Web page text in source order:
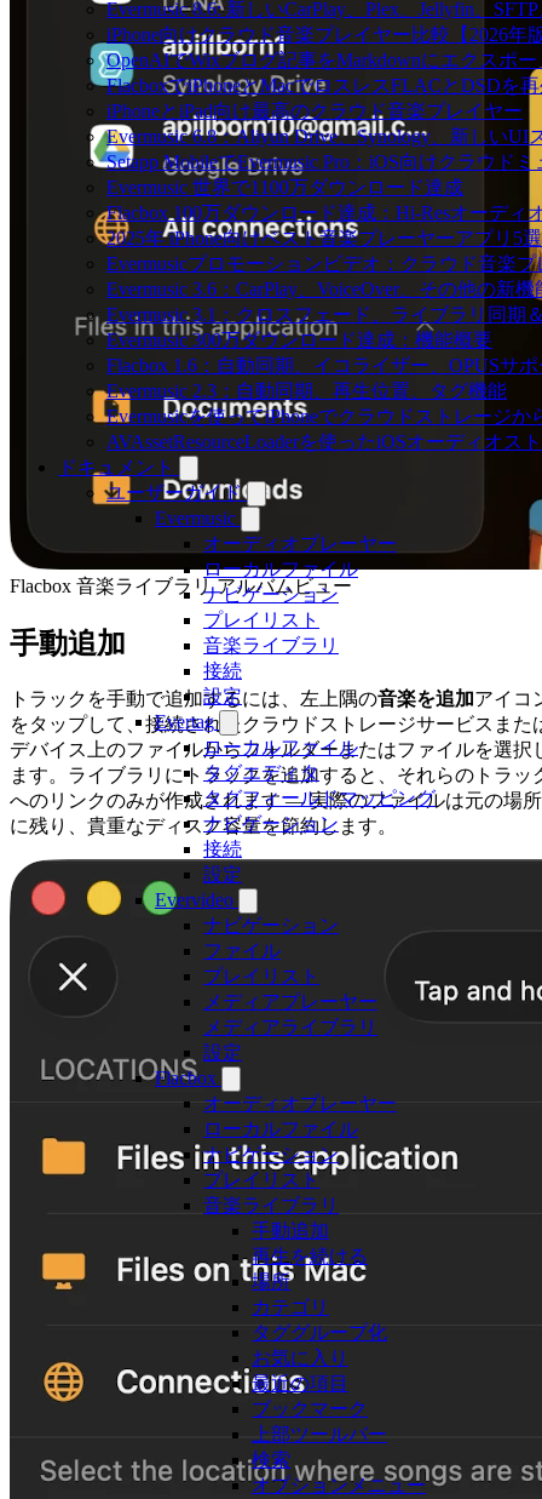
Evermusic 8.6: 新しいCarPlay、Plex、Jellyfin、
iPhone向けクラウド音楽プレイヤー比較【2026年
OpenAIでWixブログ記事をMarkdownにエクスポー
FlacboxでiPhoneとMacでロスレスFLACとDSDを
iPhoneとiPad向け最高のクラウド音楽プレイヤー
Evermusic 6.8：Aliyun Drive、Synology、新しいUI
Setapp MobileでEvermusic Pro：iOS向けクラウド
Evermusic 世界で1100万ダウンロード達成
Flacbox 100万ダウンロード達成：Hi-Resオーディ
2025年 iPhone向けベスト音楽プレーヤーアプリ5選
Evermusicプロモーションビデオ：クラウド音楽
Evermusic 3.6：CarPlay、VoiceOver、その他の新機
Evermusic 3.1：クロスフェード、ライブラリ同期
Evermusic 300万ダウンロード達成：機能概要
Flacbox 1.6：自動同期、イコライザー、OPUSサ
Evermusic 2.3：自動同期、再生位置、タグ機能
Evermusicを使ってiPhoneでクラウドストレージ
AVAssetResourceLoaderを使ったiOSオーディオス
ドキュメント
ユーザーガイド
Evermusic
オーディオプレーヤー
ローカルファイル
ナビゲーション
プレイリスト
音楽ライブラリ
接続
設定
Evertag
ローカルファイル
タグエディタ
タグフィールドマッピング
ナビゲーション
接続
設定
Evervideo
ナビゲーション
ファイル
プレイリスト
メディアプレーヤー
メディアライブラリ
設定
Flacbox
オーディオプレーヤー
ローカルファイル
ナビゲーション
プレイリスト
音楽ライブラリ
手動追加
再生を続ける
場所
カテゴリ
タググループ化
お気に入り
最近の項目
ブックマーク
上部ツールバー
検索
オプションメニュー
Flacbox 音楽ライブラリ アルバムビュー
手動追加
トラックを手動で追加するには、左上隅の音楽を追加アイコ
をタップして、接続されたクラウドストレージサービスまた
デバイス上のファイルからフォルダーまたはファイルを選択
ます。ライブラリにトラックを追加すると、それらのトラッ
へのリンクのみが作成されます — 実際のファイルは元の場所
に残り、貴重なディスク容量を節約します。